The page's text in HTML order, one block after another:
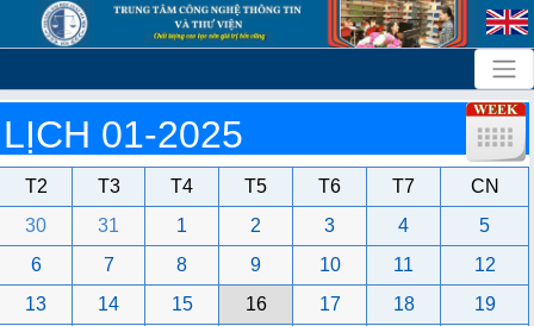
LỊCH 01-2025
T2 T3 T4 T5 T6 T7
CN
30
31 1 2 3 4
5
6
7 8 9 10 11
12
13
14 15 16 17 18
19